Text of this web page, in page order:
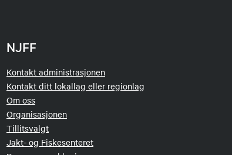
NJFF
Kontakt administrasjonen
Kontakt ditt lokallag eller regionlag
Om oss
Organisasjonen
Tillitsvalgt
Jakt- og Fiskesenteret